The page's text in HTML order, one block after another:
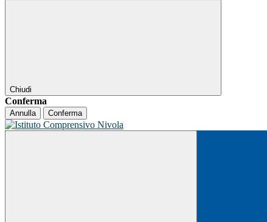
Chiudi
Conferma
Annulla Conferma